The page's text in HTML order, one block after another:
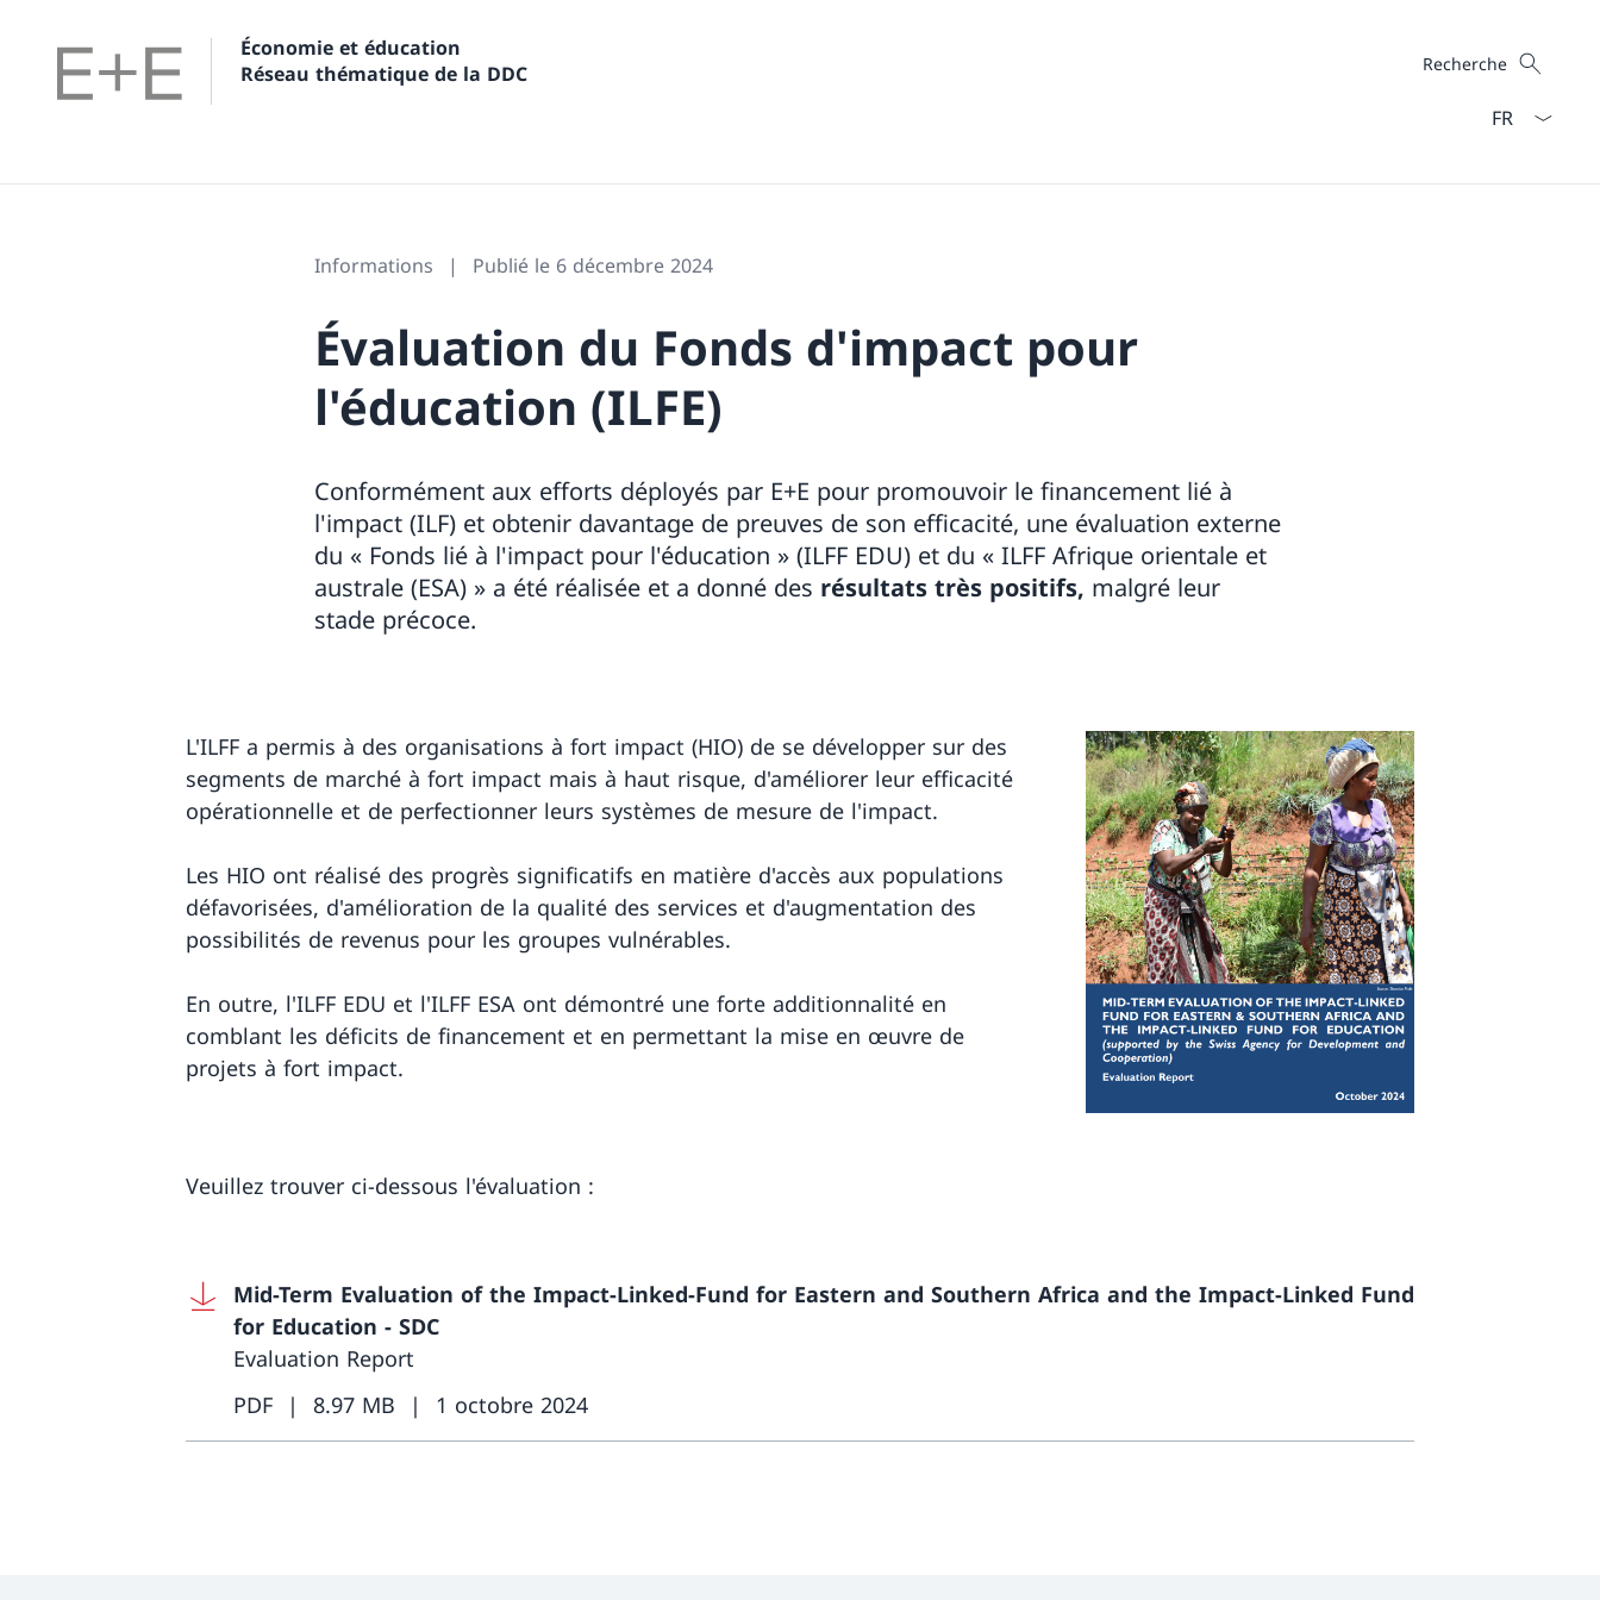
Économie et éducation
Réseau thématique de la DDC
Recherche
Recherche
Informations Publié le 6 décembre 2024
Évaluation du Fonds d'impact pour
l'éducation (ILFE)
Conformément aux efforts déployés par E+E pour promouvoir le financement lié à
l'impact (ILF) et obtenir davantage de preuves de son efficacité, une évaluation externe
du « Fonds lié à l'impact pour l'éducation » (ILFF EDU) et du « ILFF Afrique orientale et
australe (ESA) » a été réalisée et a donné des résultats très positifs, malgré leur
stade précoce.
L'ILFF a permis à des organisations à fort impact (HIO) de se développer sur des
segments de marché à fort impact mais à haut risque, d'améliorer leur efficacité
opérationnelle et de perfectionner leurs systèmes de mesure de l'impact.
Les HIO ont réalisé des progrès significatifs en matière d'accès aux populations
défavorisées, d'amélioration de la qualité des services et d'augmentation des
possibilités de revenus pour les groupes vulnérables.
En outre, l'ILFF EDU et l'ILFF ESA ont démontré une forte additionnalité en
comblant les déficits de financement et en permettant la mise en œuvre de
projets à fort impact.
Veuillez trouver ci-dessous l'évaluation :
Mid-Term Evaluation of the Impact-Linked-Fund for Eastern and Southern Africa and the Impact-Linked Fund
for Education - SDC
Evaluation Report
PDF
8.97 MB 1 octobre 2024